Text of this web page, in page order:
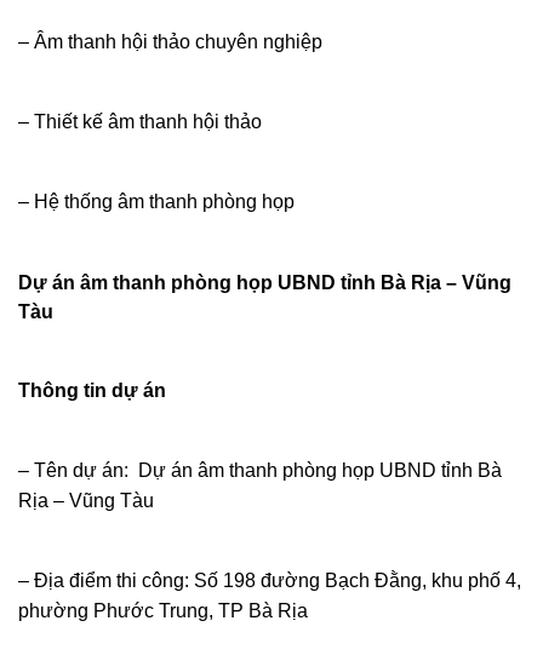
– Âm thanh hội thảo chuyên nghiệp
– Thiết kế âm thanh hội thảo
– Hệ thống âm thanh phòng họp
Dự án âm thanh phòng họp UBND tỉnh Bà Rịa – Vũng
Tàu
Thông tin dự án
– Tên dự án: Dự án âm thanh phòng họp UBND tỉnh Bà
Rịa – Vũng Tàu
– Địa điểm thi công: Số 198 đường Bạch Đằng, khu phố 4,
phường Phước Trung, TP Bà Rịa